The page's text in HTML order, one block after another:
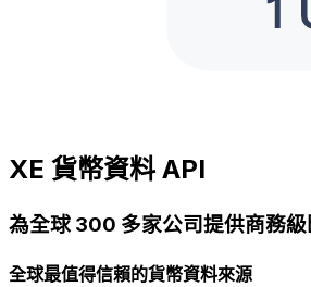
XE 貨幣資料 API
為全球 300 多家公司提供商務
全球最值得信賴的貨幣資料來源